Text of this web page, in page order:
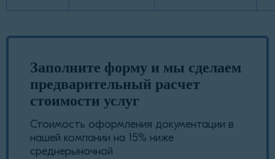
Заполните форму и мы сделаем
предварительный расчет
стоимости услуг
Стоимость оформления документации в
нашей компании на 15% ниже
среднерыночной